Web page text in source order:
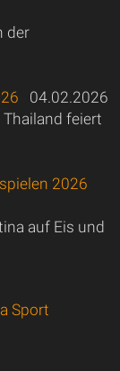
der
04.02.2026
feiert
2026
auf Eis und
Sport